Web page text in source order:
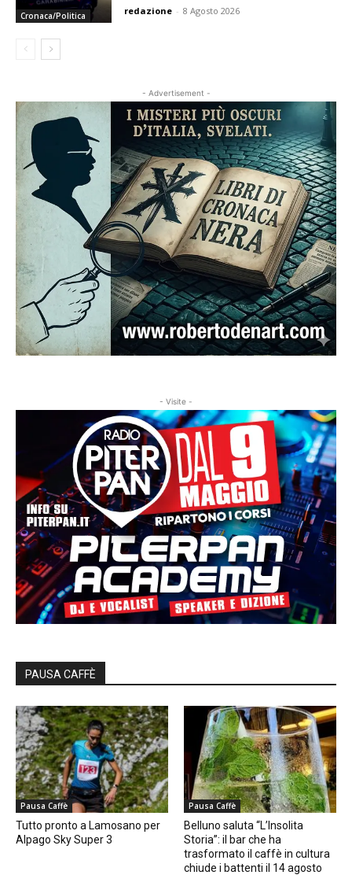
Cronaca/Politica redazione - 8 Agosto 2026
- Advertisement -
- Visite -
PAUSA CAFFÈ
Pausa Caffè
Tutto pronto a Lamosano per
Alpago Sky Super 3
Pausa Caffè
Belluno saluta “L’Insolita
Storia”: il bar che ha
trasformato il caffè in cultura
chiude i battenti il 14 agosto